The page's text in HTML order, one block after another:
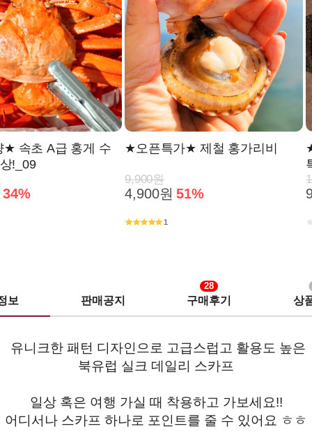
속초 A급 홍게 수
!_09
34%
★오픈특가★ 제철 홍가리비
9,900원
4,900원 51%
1
보 판매공지 구매후기
28
상
유니크한 패턴 디자인으로 고급스럽고 활용도 높은
북유럽 실크 데일리 스카프
일상 혹은 여행 가실 때 착용하고 가보세요!!
어디서나 스카프 하나로 포인트를 줄 수 있어요 ㅎㅎ